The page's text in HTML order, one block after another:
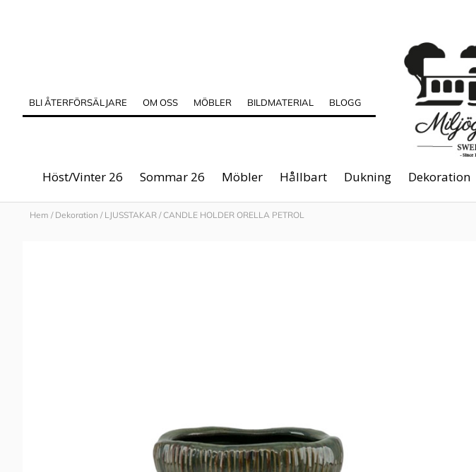
BLI ÅTERFÖRSÄLJARE OM OSS MÖBLER BILDMATERIAL BLOGG
Höst/Vinter 26 Sommar 26 Möbler Hållbart Dukning Dekoration
Hem / Dekoration / LJUSSTAKAR / CANDLE HOLDER ORELLA PETROL